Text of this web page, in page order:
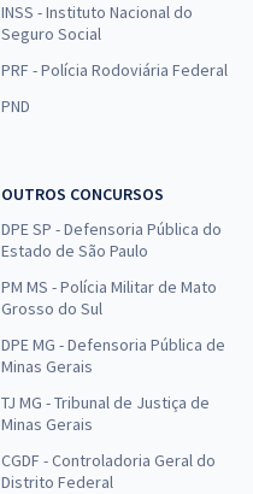
INSS - Instituto Nacional do
Seguro Social
PRF - Polícia Rodoviária Federal
PND
OUTROS CONCURSOS
DPE SP - Defensoria Pública do
Estado de São Paulo
PM MS - Polícia Militar de Mato
Grosso do Sul
DPE MG - Defensoria Pública de
Minas Gerais
TJ MG - Tribunal de Justiça de
Minas Gerais
CGDF - Controladoria Geral do
Distrito Federal